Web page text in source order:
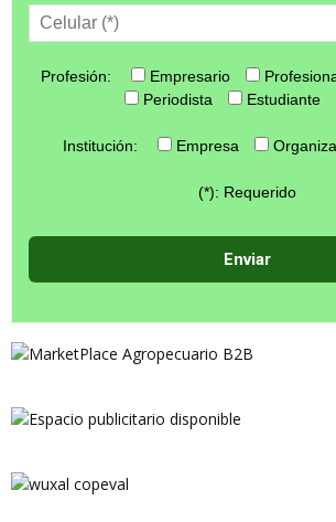
Profesión: Empresario
Periodista
Estudiante
Institución: Empresa
(*): Requerido